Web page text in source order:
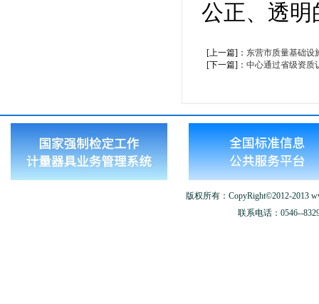
公正、透
[上一篇]： 东营市质量基础设
[下一篇]：中心通过省级资质
版权所有：CopyRight©2012-2013
联系电话：0546--